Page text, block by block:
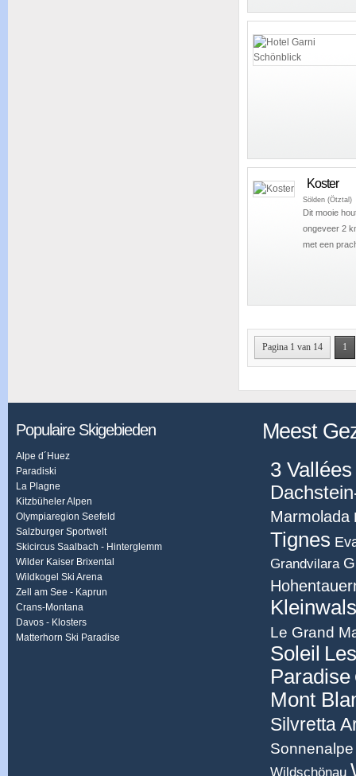
Koster
Sölden (Ötztal)
Dit mooie
ongeveer 2
met een
Pagina 1 van 14 1
Populaire Skigebieden
Alpe d´Huez
Paradiski
La Plagne
Kitzbüheler Alpen
Olympiaregion Seefeld
Salzburger Sportwelt
Skicircus Saalbach - Hinterglemm
Wilder Kaiser Brixental
Wildkogel Ski Arena
Zell am See - Kaprun
Crans-Montana
Davos - Klosters
Matterhorn Ski Paradise
Meest
3 Vallées
Marmolada
Tignes
Grandvilara
Le Grand
Soleil
Paradise
Mont
Silvretta
Wildschönau